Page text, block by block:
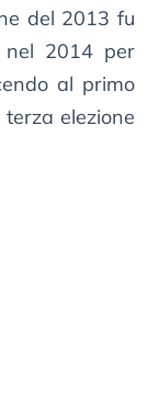
del 2013 fu
nel 2014 per
al primo
elezione